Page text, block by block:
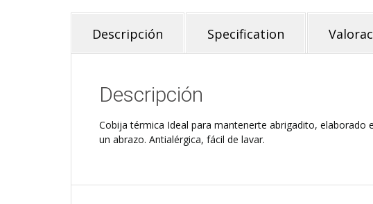
Descripción Specification
Descripción
Cobija térmica Ideal para mantenerte abrigadito, elaborado
un abrazo. Antialérgica, fácil de lavar.